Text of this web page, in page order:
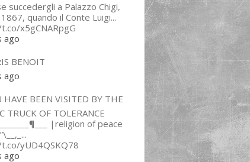
succedergli a Palazzo Chigi,
quando il Conte Luigi...
x5gCNARpgG
ago
BENOIT
ago
HAVE BEEN VISITED BY THE
TRUCK OF TOLERANCE
|religion of peace
yUD4QSKQ78
ago